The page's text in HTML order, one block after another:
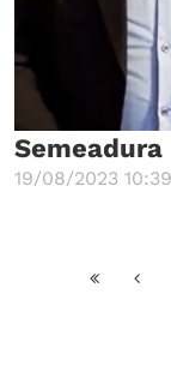
Semeadura
19/08/2023 10:39